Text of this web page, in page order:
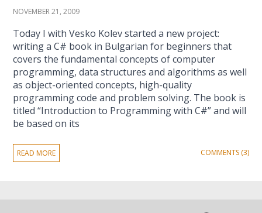
NOVEMBER 21, 2009
Today I with Vesko Kolev started a new project:
writing a C# book in Bulgarian for beginners that
covers the fundamental concepts of computer
programming, data structures and algorithms as well
as object-oriented concepts, high-quality
programming code and problem solving. The book is
titled “Introduction to Programming with C#” and will
be based on its
READ MORE COMMENTS (3)